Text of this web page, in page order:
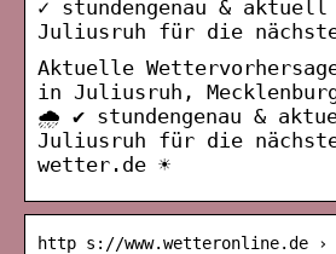
✓ stundengenau &
Juliusruh für die
Aktuelle
in Juliusruh, Mecklenburg-
🌧️ ✔ stundengenau &
Juliusruh für die
wetter.de ☀
http s://www.wetteronline.de ›